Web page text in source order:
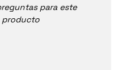
para este
producto